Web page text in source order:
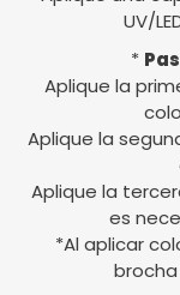
UV/
*
Aplique la
Aplique la
Aplique la
es
*Al aplicar